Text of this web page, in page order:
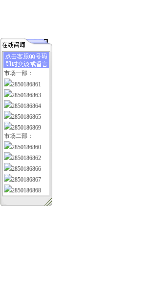
市场一部：
2850186861
2850186863
2850186864
2850186865
2850186869
市场二部：
2850186860
2850186862
2850186866
2850186867
2850186868